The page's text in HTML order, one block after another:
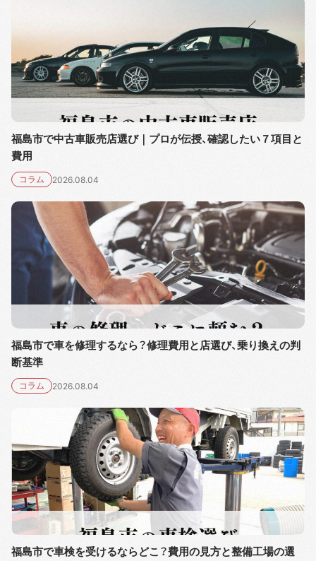
福島市で中古車販売店選び｜プロが伝授、確認したい７項目と
費用
コラム 2026.08.04
福島市で車を修理するなら？修理費用と店選び、乗り換えの判
断基準
コラム 2026.08.04
福島市で車検を受けるならどこ？費用の見方と整備工場の選